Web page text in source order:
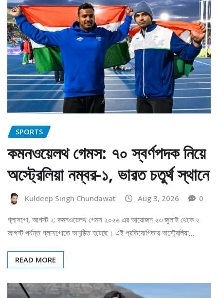
SPORTS
কমনওয়েলথ গেমস: ৭০ স্বর্ণপদক নিয়ে
অস্ট্রেলিয়া নম্বর-১, ভারত চতুর্থ স্থানে
Kuldeep Singh Chundawat Aug 3, 2026 0
গ্লাসগো, আগস্ট ২: কমনওয়েলথ গেমস ২০২৬ এর আয়োজন ২৩ জুলাই থেকে ২
আগস্ট পর্যন্ত গ্লাসগোতে অনুষ্ঠিত হয়েছে। এই প্রতিযোগিতায় অস্ট্রেলিয়া…
READ MORE